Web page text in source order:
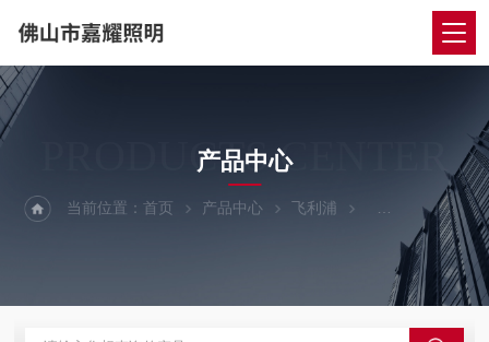
PRODUCTS CENTER
产品中心
当前位置：首页 产品中心 飞利浦 飞利浦LED灯管